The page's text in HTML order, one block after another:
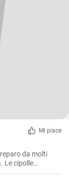
Mi piace
da molti
Le cipolle
e le erbe
zuppa.